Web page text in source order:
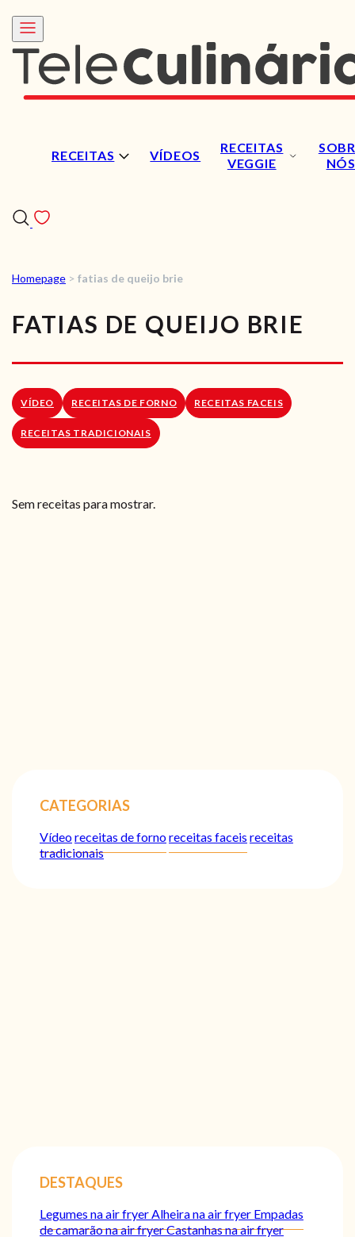
RECEITAS VÍDEOS
RECEITAS
VEGGIE
NÓS
RECEITAS
VÍDEOS
RECEITAS VEGGIE
SOBRE NÓS
LOJA ONLINE
Homepage > fatias de queijo brie
FATIAS DE QUEIJO BRIE
VÍDEO RECEITAS DE FORNO RECEITAS FACEIS
RECEITAS TRADICIONAIS
Sem receitas para mostrar.
CATEGORIAS
Vídeoreceitas de fornoreceitas faceis receitas
tradicionais
DESTAQUES
Legumes na air fryerAlheira na air fryer Empadas
de camarão na air fryerCastanhas na air fryer